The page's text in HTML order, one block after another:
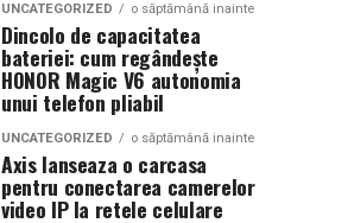
UNCATEGORIZED o săptămână inainte
Dincolo de capacitatea
bateriei: cum regândește
HONOR Magic V6 autonomia
unui telefon pliabil
UNCATEGORIZED o săptămână inainte
Axis lanseaza o carcasa
pentru conectarea camerelor
video IP la retele celulare